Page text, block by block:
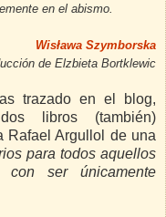
en el abismo.
Wisława Szymborska
de Elzbieta Bortklewic
trazado en el blog,
libros (también)
Rafael Argullol de una
para todos aquellos
ser únicamente